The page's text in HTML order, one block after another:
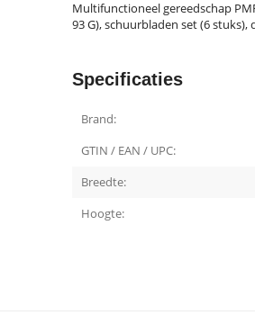
Multifunctioneel gereedschap
93 G), schuurbladen set (6
Specificaties
Brand:
GTIN / EAN / UPC:
Breedte:
Hoogte: